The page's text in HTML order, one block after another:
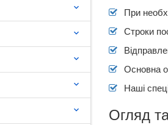
keyboard_arrow_down
keyboard_arrow_down
keyboard_arrow_down
keyboard_arrow_down
keyboard_arrow_down
При
Строки
Основна
Наші
Огляд